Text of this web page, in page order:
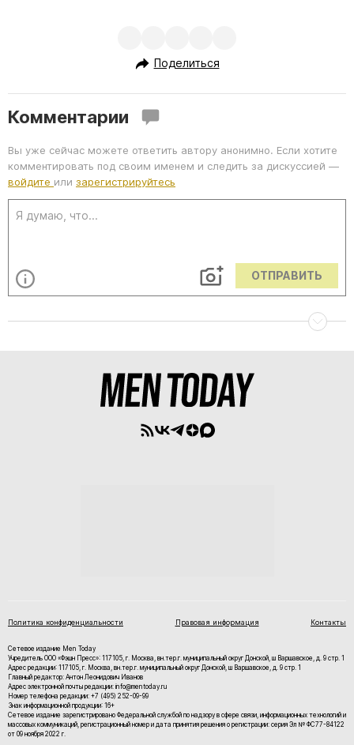
Поделиться
Комментарии
Вы уже сейчас можете ответить автору анонимно. Если хотите
комментировать под своим именем и следить за дискуссией —
войдите или зарегистрируйтесь
ОТПРАВИТЬ
Политика конфиденциальности Правовая информация Контакты
Сетевое издание Men Today
Учредитель ООО «Фэшн Пресс»: 117105, г. Москва, вн.тер.г. муниципальный округ Донской, ш Варшавское, д. 9 стр. 1
Адрес редакции: 117105, г. Москва, вн.тер.г. муниципальный округ Донской, ш Варшавское, д. 9 стр. 1
Главный редактор: Антон Леонидович Иванов
Адрес электронной почты редакции: info@mentoday.ru
Номер телефона редакции: +7 (495) 252-09-99
Знак информационной продукции: 16+
Cетевое издание зарегистрировано Федеральной службой по надзору в сфере связи, информационных технологий и
массовых коммуникаций, регистрационный номер и дата принятия решения о регистрации: серия Эл № ФС77-84122
от 09 ноября 2022 г.